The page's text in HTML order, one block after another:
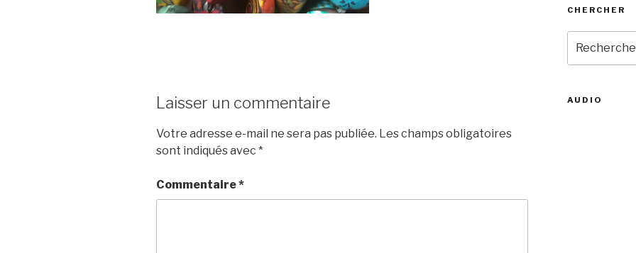
Laisser un commentaire
Votre adresse e-mail ne sera pas publiée. Les champs obligatoires
sont indiqués avec *
Commentaire*
CHERCHER
pour
:
AUDIO